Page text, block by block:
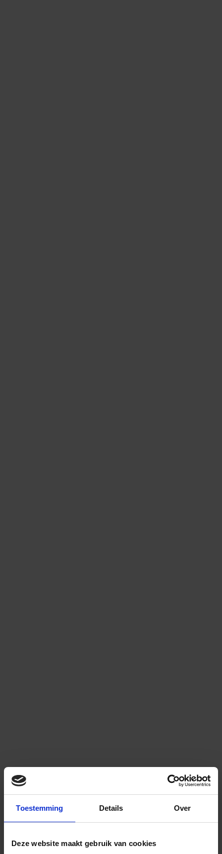
Toestemming Details Over
Deze website maakt gebruik van cookies